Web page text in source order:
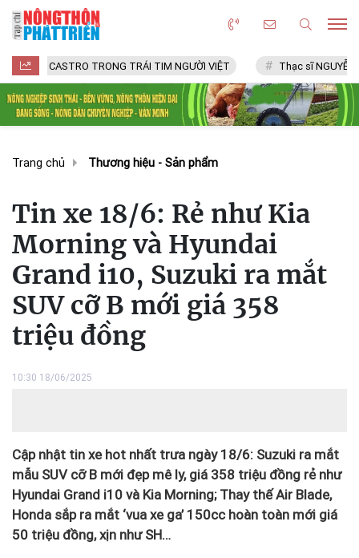
TRONG TRÁI TIM NGƯỜI VIỆT Thạc sĩ NGUYỄN VĂN CHÍ
Trang chủ Thương hiệu - Sản phẩm
Tin xe 18/6: Rẻ như Kia
Morning và Hyundai
Grand i10, Suzuki ra mắt
SUV cỡ B mới giá 358
triệu đồng
10:30 18/06/2025
Cập nhật tin xe hot nhất trưa ngày 18/6: Suzuki ra mắt
mẫu SUV cỡ B mới đẹp mê ly, giá 358 triệu đồng rẻ như
Hyundai Grand i10 và Kia Morning; Thay thế Air Blade,
Honda sắp ra mắt ‘vua xe ga’ 150cc hoàn toàn mới giá
50 triệu đồng, xịn như SH…